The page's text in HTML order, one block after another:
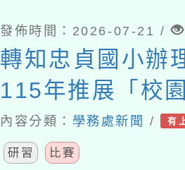
發佈時間：2026-07-21 /
轉知忠貞國小辦
115年推展「校
活」教 案徵選
內容分類： 學務處新聞 / 有
研習 比賽